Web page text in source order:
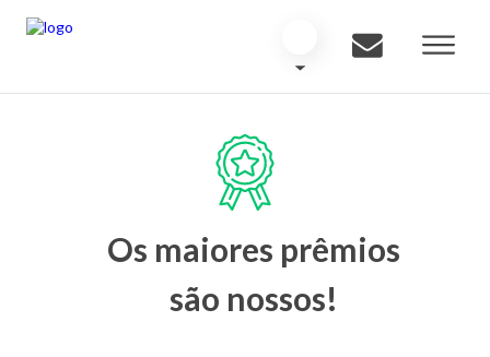
Os maiores prêmios
são nossos!